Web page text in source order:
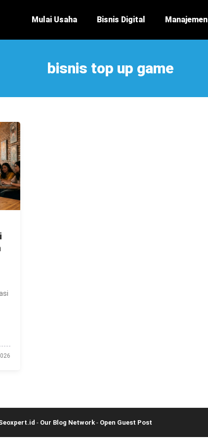
Mulai Usaha Bisnis Digital Manajemen
bisnis top up game
- Our Blog Network - Open Guest Post